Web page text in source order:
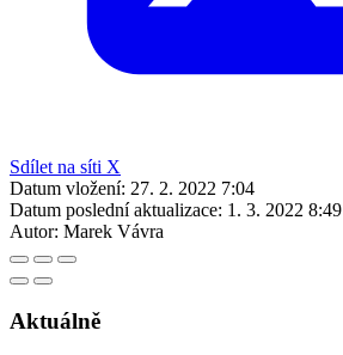
Sdílet na síti X
Datum vložení: 27. 2. 2022 7:04
Datum poslední aktualizace: 1. 3. 2022 8:49
Autor: Marek Vávra
Aktuálně